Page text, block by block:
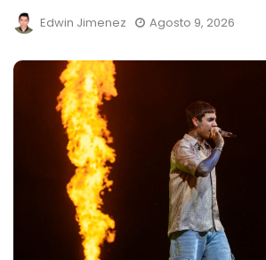
Edwin Jimenez Agosto 9, 2026